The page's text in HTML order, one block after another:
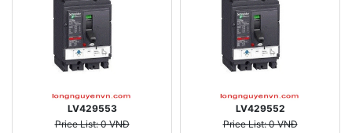
LV429553
Price List: 0 VNĐ
LV429552
Price List: 0 VNĐ